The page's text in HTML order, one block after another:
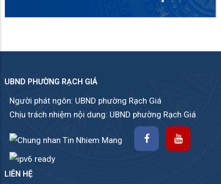
UBND PHƯỜNG RẠCH GIÁ
Người phát ngôn: UBND phường Rạch Giá
Chịu trách nhiệm nội dung: UBND phường Rạch Giá
LIÊN HỆ